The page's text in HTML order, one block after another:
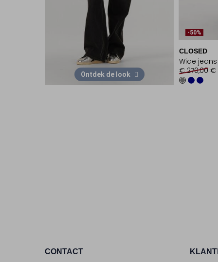
Ontdek de look
-50%
CLOSED
Wide jeans
€ 270,00 €
CONTACT